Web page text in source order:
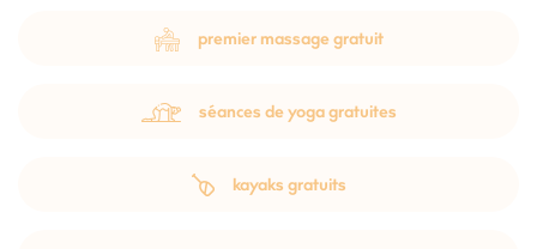
premier massage gratuit
séances de yoga gratuites
kayaks gratuits